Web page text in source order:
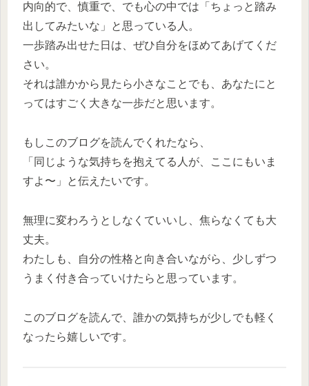
内向的で、慎重で、でも心の中では「ちょっと踏み
出してみたいな」と思っている人。
一歩踏み出せた日は、ぜひ自分をほめてあげてくだ
さい。
それは誰かから見たら小さなことでも、あなたにと
ってはすごく大きな一歩だと思います。
もしこのブログを読んでくれたなら、
「同じような気持ちを抱えてる人が、ここにもいま
すよ〜」と伝えたいです。
無理に変わろうとしなくていいし、焦らなくても大
丈夫。
わたしも、自分の性格と向き合いながら、少しずつ
うまく付き合っていけたらと思っています。
このブログを読んで、誰かの気持ちが少しでも軽く
なったら嬉しいです。